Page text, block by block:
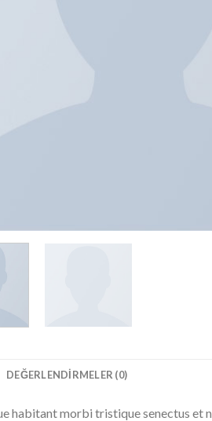
DEĞERLENDIRMELER (0)
habitant morbi tristique senectus et